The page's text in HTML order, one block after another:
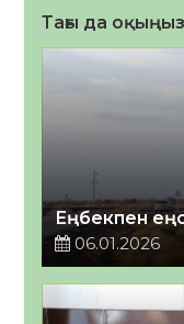
Тағы да
Еңбекпен
06.01.2026